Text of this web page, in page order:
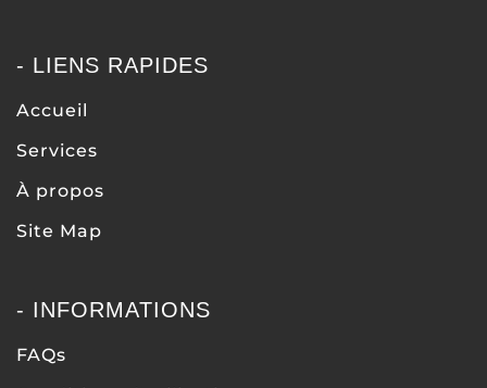
- LIENS RAPIDES
Accueil
Services
À propos
Site Map
- INFORMATIONS
FAQs